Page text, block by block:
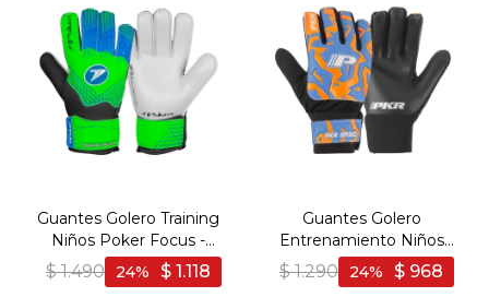
Guantes Golero Training
Niños Poker Focus -
Verde-Azul
$ 1.490 $ 1.118
24
Guantes Golero
Entrenamiento Niños
Poker - Celeste-Naranja
$ 1.290 $ 968
24